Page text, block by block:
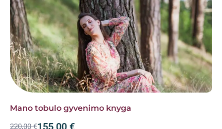
Mano tobulo gyvenimo knyga
220,00€155,00 €